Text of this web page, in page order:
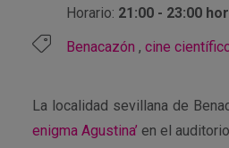
Horario: 21:00 - 23:00
Benacazón , cine
La localidad sevillana de
enigma Agustina’ en el